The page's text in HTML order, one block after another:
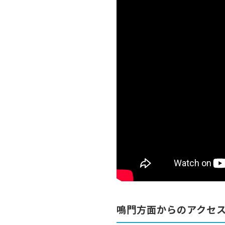
鳴門方面からのアクセ